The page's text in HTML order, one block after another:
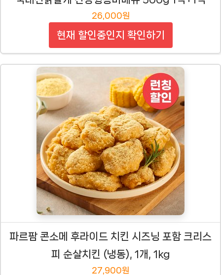
26,000원
현재 할인중인지 확인하기
파르팜 콘소메 후라이드 치킨 시즈닝 포함 크리스
피 순살치킨 (냉동), 1개, 1kg
27,900원